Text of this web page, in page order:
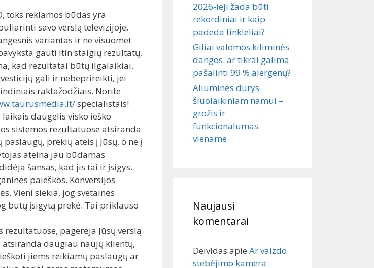
toks reklamos būdas yra
savo verslą televizijoje,
variantas ir ne visuomet
gauti itin staigių rezultatų,
kad rezultatai būtų ilgalaikiai.
gali ir nebeprireikti, jei
raktažodžiais. Norite
specialistais!
daugelis visko ieško
sistemos rezultatuose atsiranda
prekių ateis į Jūsų, o ne į
ateina jau būdamas
šansas, kad jis tai ir įsigys.
paieškos. Konversijos
Vieni siekia, jog svetainės
būtų įsigytą prekė. Tai priklauso
rezultatuose, pagerėja Jūsų verslą
daugiau naujų klientų,
jiems reikiamų paslaugų ar
2026-ieji žada būti
rekordiniai ir kaip
padeda tinkleliai?
Giliai valomos kiliminės
dangos: ar tikrai galima
pašalinti 99 % alergenų?
Aliuminės durys
šiuolaikiniam namui –
grožis ir
funkcionalumas
viename
Naujausi
komentarai
Deividas apie Ar vaizdo
stebėjimo kamera